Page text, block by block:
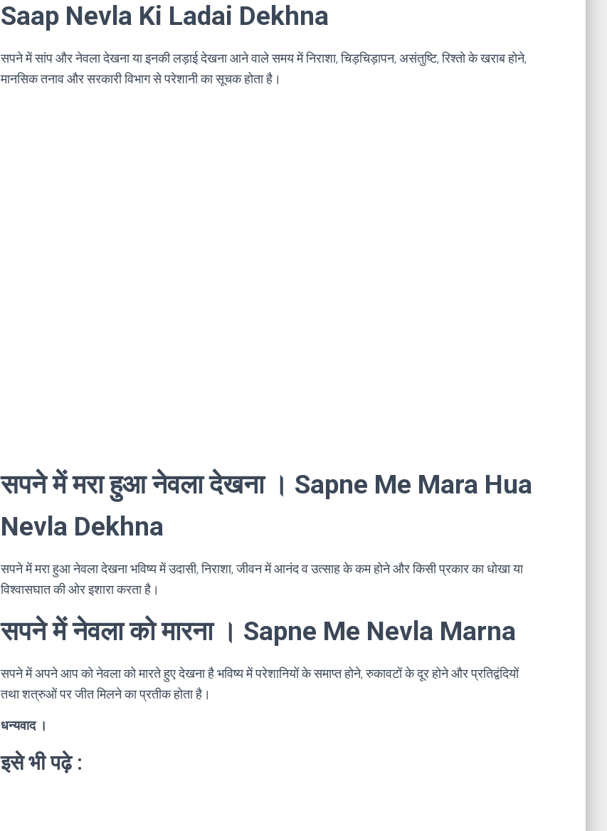
Saap Nevla Ki Ladai Dekhna
सपने में सांप और नेवला देखना या इनकी लड़ाई देखना आने वाले समय में निराशा, चिड़चिड़ापन, असंतुष्टि, रिश्तो के खराब होने,
मानसिक तनाव और सरकारी विभाग से परेशानी का सूचक होता है।
सपने में मरा हुआ नेवला देखना । Sapne Me Mara Hua
Nevla Dekhna
सपने में मरा हुआ नेवला देखना भविष्य में उदासी, निराशा, जीवन में आनंद व उत्साह के कम होने और किसी प्रकार का धोखा या
विश्वासघात की ओर इशारा करता है।
सपने में नेवला को मारना । Sapne Me Nevla Marna
सपने में अपने आप को नेवला को मारते हुए देखना है भविष्य में परेशानियों के समाप्त होने, रुकावटों के दूर होने और प्रतिद्वंदियों
तथा शत्रुओं पर जीत मिलने का प्रतीक होता है।
धन्यवाद ।
इसे भी पढ़े :